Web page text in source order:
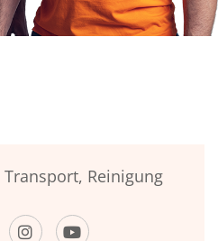
Transport, Reinigung